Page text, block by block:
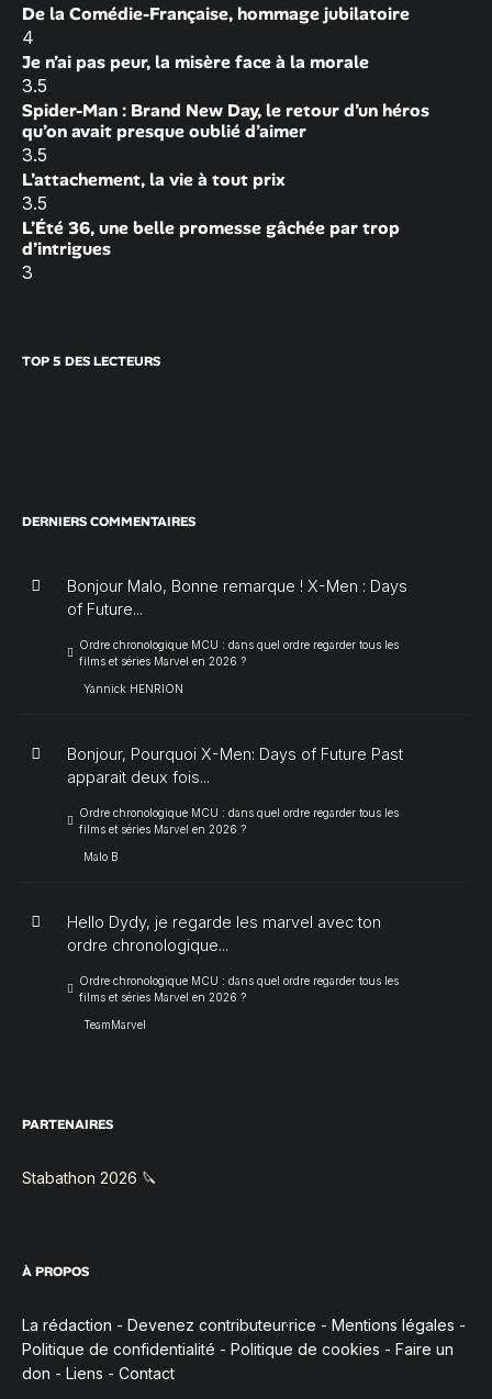
De la Comédie-Française, hommage jubilatoire
4
Je n’ai pas peur, la misère face à la morale
3.5
Spider-Man : Brand New Day, le retour d’un héros
qu’on avait presque oublié d’aimer
3.5
L’attachement, la vie à tout prix
3.5
L’Été 36, une belle promesse gâchée par trop
d’intrigues
3
TOP 5 DES LECTEURS
DERNIERS COMMENTAIRES
Bonjour Malo, Bonne remarque ! X-Men : Days
of Future...
Ordre chronologique MCU : dans quel ordre regarder tous les
films et séries Marvel en 2026 ?
Yannick HENRION
Bonjour, Pourquoi X-Men: Days of Future Past
apparait deux fois...
Ordre chronologique MCU : dans quel ordre regarder tous les
films et séries Marvel en 2026 ?
Malo B
Hello Dydy, je regarde les marvel avec ton
ordre chronologique...
Ordre chronologique MCU : dans quel ordre regarder tous les
films et séries Marvel en 2026 ?
TeamMarvel
PARTENAIRES
Stabathon 2026 🔪
À PROPOS
La rédaction - Devenez contributeur·rice - Mentions légales -
Politique de confidentialité - Politique de cookies - Faire un
don - Liens - Contact